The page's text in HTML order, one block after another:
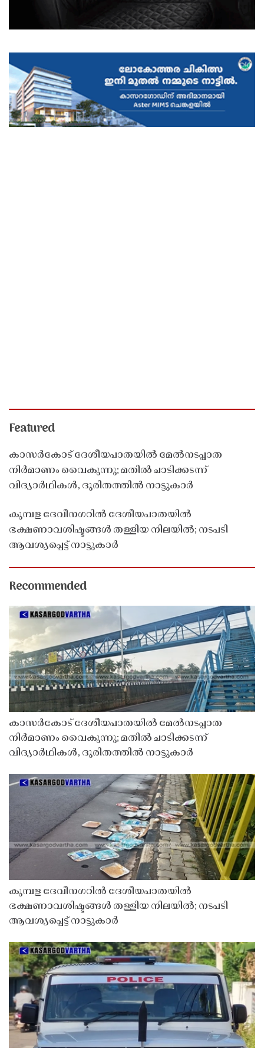
Featured
കാസർകോട് ദേശീയപാതയിൽ മേൽനടപ്പാത
നിർമാണം വൈകുന്നു; മതിൽ ചാടിക്കടന്ന്
വിദ്യാർഥികൾ, ദുരിതത്തിൽ നാട്ടുകാർ
കുമ്പള ദേവീനഗറിൽ ദേശീയപാതയിൽ
ഭക്ഷണാവശിഷ്ടങ്ങൾ തള്ളിയ നിലയിൽ; നടപടി
ആവശ്യപ്പെട്ട് നാട്ടുകാർ
Recommended
കാസർകോട് ദേശീയപാതയിൽ മേൽനടപ്പാത
നിർമാണം വൈകുന്നു; മതിൽ ചാടിക്കടന്ന്
വിദ്യാർഥികൾ, ദുരിതത്തിൽ നാട്ടുകാർ
കുമ്പള ദേവീനഗറിൽ ദേശീയപാതയിൽ
ഭക്ഷണാവശിഷ്ടങ്ങൾ തള്ളിയ നിലയിൽ; നടപടി
ആവശ്യപ്പെട്ട് നാട്ടുകാർ